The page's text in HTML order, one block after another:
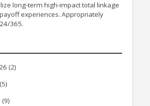
long-term high-impact total linkage
experiences. Appropriately
365.
(2)
(5)
(9)